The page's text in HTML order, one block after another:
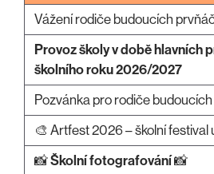
Vážení rodiče budoucích
Provoz školy v době hlavních
školního roku 2026/2027
Pozvánka pro rodiče budoucích
🎨 Artfest 2026 – školní festival
📸Školní fotografování📸